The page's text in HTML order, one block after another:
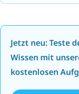
Jetzt neu: Teste
Wissen mit
kostenlosen